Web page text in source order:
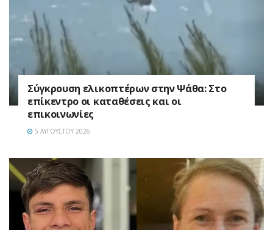
Σύγκρουση ελικοπτέρων στην Ψάθα: Στο
επίκεντρο οι καταθέσεις και οι
επικοινωνίες
5 ΑΥΓΟΎΣΤΟΥ 2026